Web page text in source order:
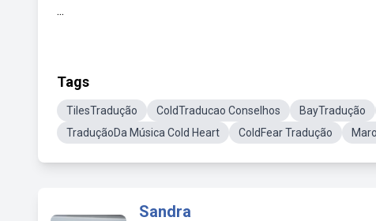
...
Tags
TilesTradução ColdTraducao Conselhos BayTradução
TraduçãoDa Música Cold Heart
ColdFear Tradução
Sandra